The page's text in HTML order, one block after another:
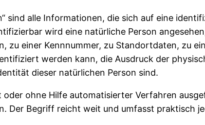
sind alle Informationen, die sich auf eine
wird eine natürliche Person
zu einer Kennnummer, zu Standortdaten, zu
werden kann, die Ausdruck der
dieser natürlichen Person sind.
oder ohne Hilfe automatisierter Verfahren
Der Begriff reicht weit und umfasst praktisch